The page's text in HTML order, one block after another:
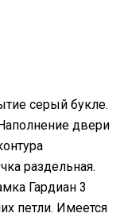
серый букле.
двери
раздельная.
Гардиан 3
петли. Имеется